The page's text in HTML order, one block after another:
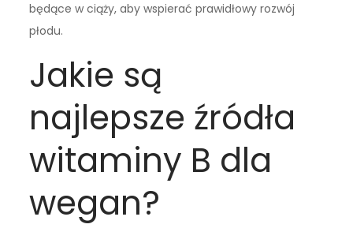
będące w ciąży, aby wspierać prawidłowy rozwój
płodu.
Jakie są
najlepsze źródła
witaminy B dla
wegan?